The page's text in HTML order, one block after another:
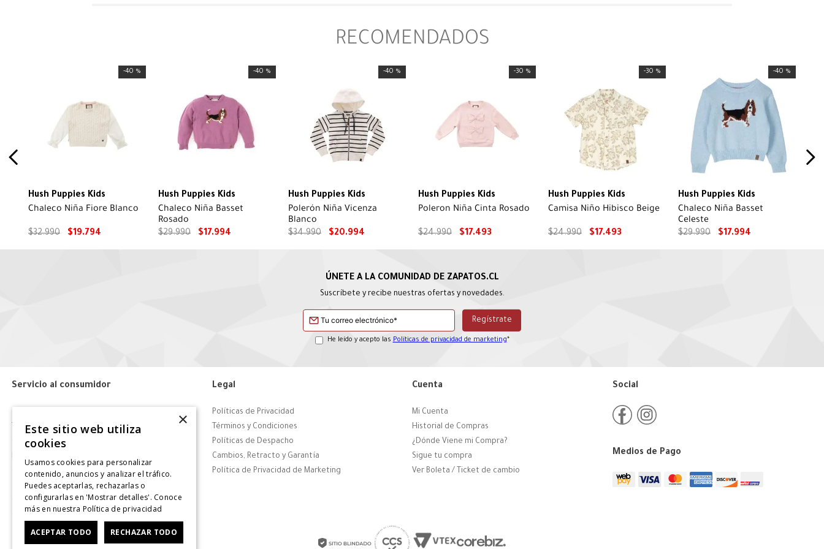
RECOMENDADOS
-40 %
Hush Puppies Kids
Chaleco Niña Fiore Blanco
$32.990 $19.794
-40 %
Hush Puppies Kids
Chaleco Niña Basset
Rosado
$29.990 $17.994
-40 %
Hush Puppies Kids
Polerón Niña Vicenza
Blanco
$34.990 $20.994
-30 %
Hush Puppies Kids
Poleron Niña Cinta Rosado
$24.990 $17.493
-30 %
Hush Puppies Kids
Camisa Niño Hibisco Beige
$24.990 $17.493
-40 %
Hush Puppies Kids
Chaleco Niña Basset
Celeste
$29.990 $17.994
Suscríbete y recibe nuestras ofertas y novedades.
He leído y acepto las Políticas de privacidad de marketing*
Servicio al consumidor
Tiendas
Contáctanos
Giftcard
Solicitar Factura
CyberDay
Legal
Políticas de Privacidad
Términos y Condiciones
Políticas de Despacho
Cambios, Retracto y Garantía
Política de Privacidad de Marketing
Cuenta
Mi Cuenta
Historial de Compras
¿Dónde Viene mi Compra?
Sigue tu compra
Ver Boleta / Ticket de cambio
Social
Medios de Pago
×
Este sitio web utiliza
cookies
Usamos cookies para personalizar
contenido, anuncios y analizar el tráfico.
Puedes aceptarlas, rechazarlas o
configurarlas en 'Mostrar detalles'. Conoce
más en nuestra Política de privacidad
ACEPTAR TODO RECHAZAR TODO